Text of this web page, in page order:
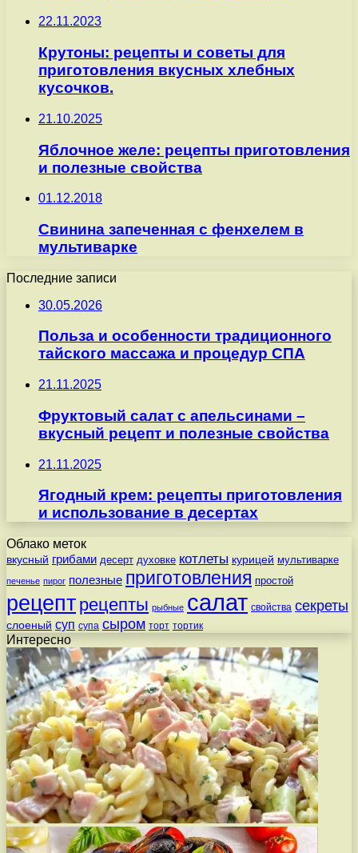
22.11.2023
Крутоны: рецепты и советы для
приготовления вкусных хлебных
кусочков.
21.10.2025
Яблочное желе: рецепты приготовления
и полезные свойства
01.12.2018
Свинина запеченная с фенхелем в
мультиварке
Последние записи
30.05.2026
Польза и особенности традиционного
тайского массажа и процедур СПА
21.11.2025
Фруктовый салат с апельсинами –
вкусный рецепт и полезные свойства
21.11.2025
Ягодный крем: рецепты приготовления
и использование в десертах
Облако меток
вкусный грибами десерт духовке котлеты курицей мультиварке
печенье пирог полезные приготовления простой
рецепт рецепты рыбные салат свойства секреты
слоеный суп супа сыром торт тортик
Интересно